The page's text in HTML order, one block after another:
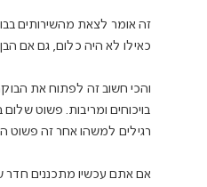
זה אומר לצאת מהשירותים
והכי חשוב זה לפתוח את
בויכוחים ומריבות. פשוט
אם אתם עכשיו מתכננים חדר